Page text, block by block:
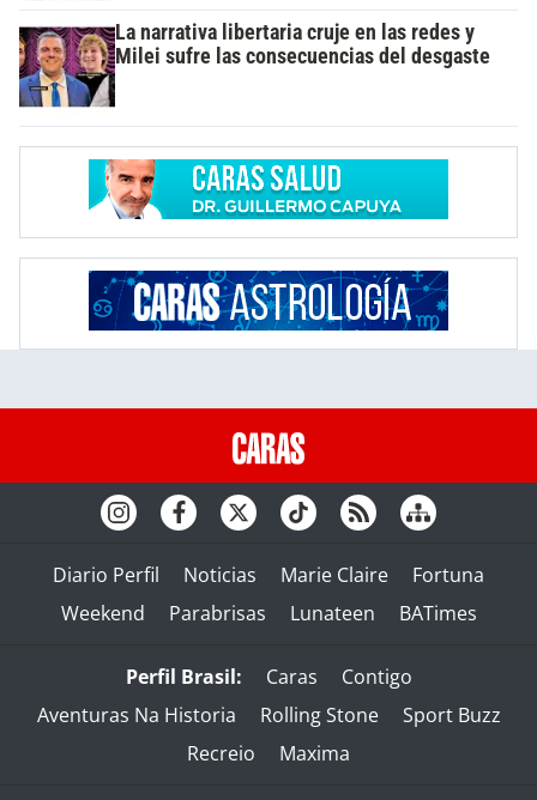
La narrativa libertaria cruje en las redes y
Milei sufre las consecuencias del desgaste
Diario Perfil Noticias Marie Claire
Fortuna
Weekend
Parabrisas Lunateen BATimes
Perfil Brasil: Caras
Contigo
Aventuras Na Historia
Rolling Stone
Sport Buzz
Recreio
Maxima